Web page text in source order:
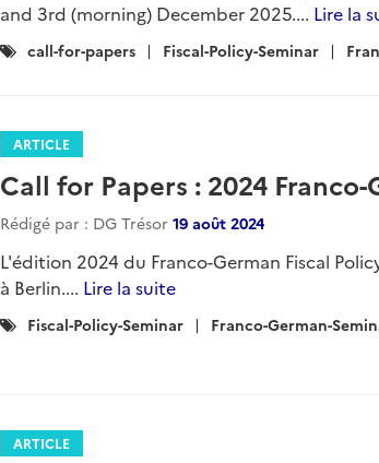
and 3rd (morning) December 2025.... Lire la
Catégories
call-for-papers Fiscal-Policy-Seminar
ARTICLE
Call for Papers : 2024
Rédigé par : DG Trésor 19 août 2024
L'édition 2024 du Franco-German Fiscal
à Berlin.... Lire la suite
Catégories
Fiscal-Policy-Seminar Franco-German-
ARTICLE